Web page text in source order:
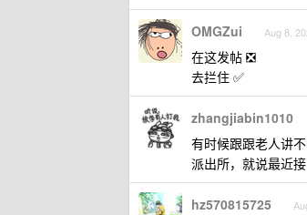
OMGZui Aug 8,
在这发帖 ❎
去拦住 ✅
zhangjiabin1010
有时候跟跟老人讲
派出所，就说最近
hz570815725